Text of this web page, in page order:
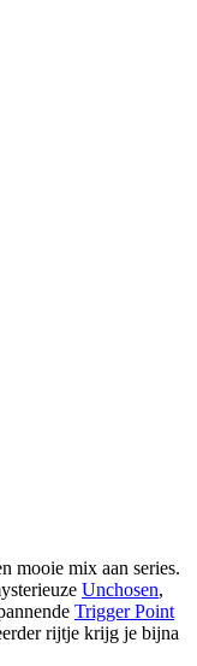
mooie mix aan series.
Unchosen,
Trigger Point
rijtje krijg je bijna